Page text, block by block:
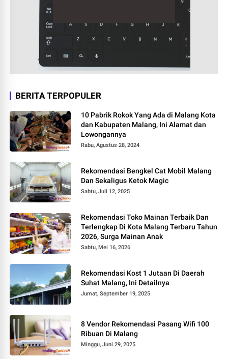
BERITA TERPOPULER
10 Pabrik Rokok Yang Ada di Malang Kota
dan Kabupaten Malang, Ini Alamat dan
Lowongannya
Rabu, Agustus 28, 2024
Rekomendasi Bengkel Cat Mobil Malang
Dan Sekaligus Ketok Magic
Sabtu, Juli 12, 2025
Rekomendasi Toko Mainan Terbaik Dan
Terlengkap Di Kota Malang Terbaru Tahun
2026, Surga Mainan Anak
Sabtu, Mei 16, 2026
Rekomendasi Kost 1 Jutaan Di Daerah
Suhat Malang, Ini Detailnya
Jumat, September 19, 2025
8 Vendor Rekomendasi Pasang Wifi 100
Ribuan Di Malang
Minggu, Juni 29, 2025